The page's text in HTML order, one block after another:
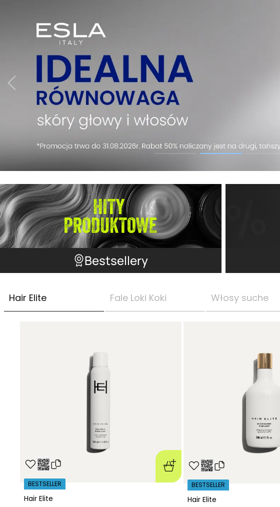
Bestsellery
Hair Elite Fale Loki Koki Włosy suche
Hair Elite
BESTSELLER
Hair Elite
BESTSELLER